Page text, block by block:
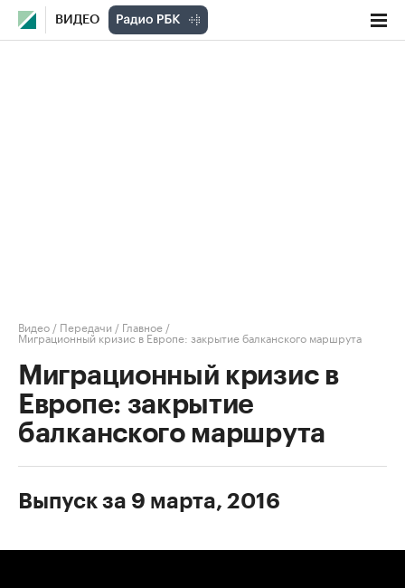
ВИДЕО
Видео / Передачи / Главное /
Миграционный кризис в Европе: закрытие балканского маршрута
Миграционный кризис в
Европе: закрытие
балканского маршрута
Выпуск за 9 марта, 2016